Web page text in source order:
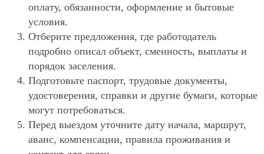
оплату, обязанности, оформление и бытовые
условия.
Отберите предложения, где работодатель
подробно описал объект, сменность, выплаты и
порядок заселения.
Подготовьте паспорт, трудовые документы,
удостоверения, справки и другие бумаги, которые
могут потребоваться.
Перед выездом уточните дату начала, маршрут,
аванс, компенсации, правила проживания и